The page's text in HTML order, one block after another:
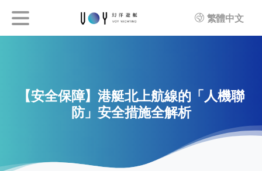
繁體中文
【安全保障】港艇北上航線的「人機聯
防」安全措施全解析